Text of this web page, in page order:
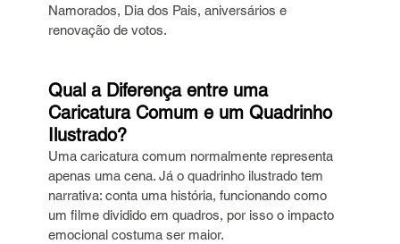
Namorados, Dia dos Pais, aniversários e
renovação de votos.
Qual a Diferença entre uma
Caricatura Comum e um Quadrinho
Ilustrado?
Uma caricatura comum normalmente representa
apenas uma cena. Já o quadrinho ilustrado tem
narrativa: conta uma história, funcionando como
um filme dividido em quadros, por isso o impacto
emocional costuma ser maior.